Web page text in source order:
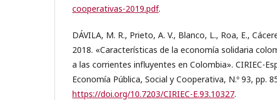
cooperativas-2019.pdf.
DÁVILA, M. R., Prieto, A. V., Blanco, L., Roa, E.,
2018. «Características de la economía solidaria
a las corrientes influyentes en Colombia». CIRIEC-
Economía Pública, Social y Cooperativa, N.º 93, pp.
https://doi.org/10.7203/CIRIEC-E.93.10327.